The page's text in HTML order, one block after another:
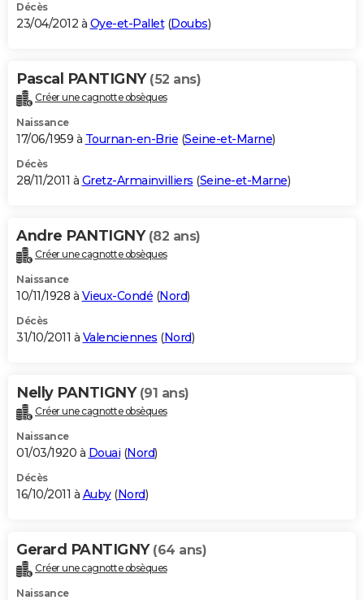
Décès
23/04/2012 à Oye-et-Pallet(Doubs)
Pascal PANTIGNY (52 ans)
Créer une cagnotte obsèques
Naissance
17/06/1959 à Tournan-en-Brie (Seine-et-Marne)
Décès
28/11/2011 à Gretz-Armainvilliers (Seine-et-Marne)
Andre PANTIGNY (82 ans)
Créer une cagnotte obsèques
Naissance
10/11/1928 à Vieux-Condé (Nord)
Décès
31/10/2011 à Valenciennes (Nord)
Nelly PANTIGNY (91 ans)
Créer une cagnotte obsèques
Naissance
01/03/1920 à Douai (Nord)
Décès
16/10/2011 à Auby(Nord)
Gerard PANTIGNY (64 ans)
Créer une cagnotte obsèques
Naissance